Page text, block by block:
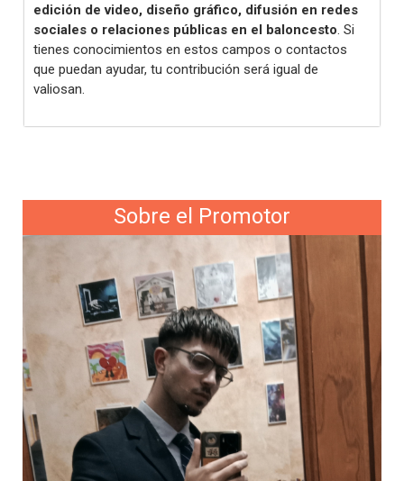
edición de video, diseño gráfico, difusión en redes
sociales o relaciones públicas en el baloncesto. Si
tienes conocimientos en estos campos o contactos
que puedan ayudar, tu contribución será igual de
valiosan.
Sobre el Promotor